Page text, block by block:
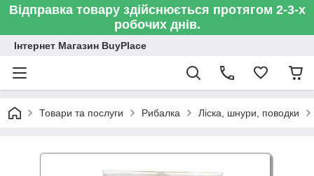
Відправка товару здійснюється протягом 2-3-х
робочих днів.
Інтернет Магазин BuyPlace
Товари та послуги Рибалка Ліска, шнури, поводки